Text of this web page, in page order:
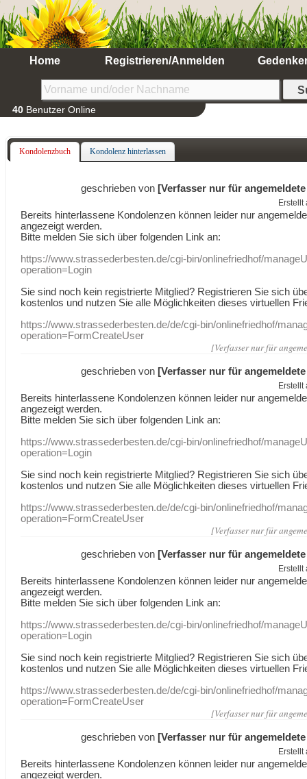
Home Registrieren/Anmelden
40 Benutzer Online
Kondolenzbuch Kondolenz hinterlassen
geschrieben von [Verfasser nur für
Erstellt
Bereits hinterlassene Kondolenzen können leider nur
angezeigt werden.
Bitte melden Sie sich über folgenden Link an:
https://www.strassederbesten.de/cgi-bin/onlinefriedhof/
operation=Login
Sie sind noch kein registrierte Mitglied? Registrieren Sie sich
kostenlos und nutzen Sie alle Möglichkeiten dieses virtuellen
https://www.strassederbesten.de/de/cgi-bin/onlinefriedhof/
operation=FormCreateUser
[Verfasser nur für
geschrieben von [Verfasser nur für
Erstellt
Bereits hinterlassene Kondolenzen können leider nur
angezeigt werden.
Bitte melden Sie sich über folgenden Link an:
https://www.strassederbesten.de/cgi-bin/onlinefriedhof/
operation=Login
Sie sind noch kein registrierte Mitglied? Registrieren Sie sich
kostenlos und nutzen Sie alle Möglichkeiten dieses virtuellen
https://www.strassederbesten.de/de/cgi-bin/onlinefriedhof/
operation=FormCreateUser
[Verfasser nur für
geschrieben von [Verfasser nur für
Erstellt
Bereits hinterlassene Kondolenzen können leider nur
angezeigt werden.
Bitte melden Sie sich über folgenden Link an:
https://www.strassederbesten.de/cgi-bin/onlinefriedhof/
operation=Login
Sie sind noch kein registrierte Mitglied? Registrieren Sie sich
kostenlos und nutzen Sie alle Möglichkeiten dieses virtuellen
https://www.strassederbesten.de/de/cgi-bin/onlinefriedhof/
operation=FormCreateUser
[Verfasser nur für
geschrieben von [Verfasser nur für
Erstellt
Bereits hinterlassene Kondolenzen können leider nur
angezeigt werden.